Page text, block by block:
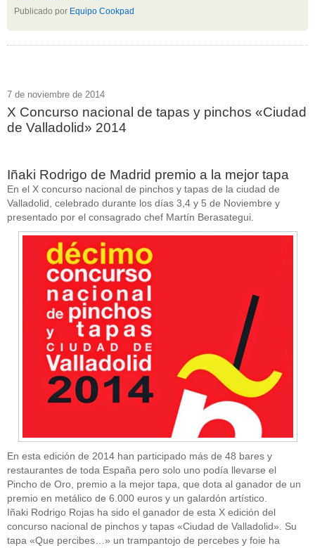
Publicado por Equipo Cookpad
7 de noviembre de 2014
X Concurso nacional de tapas y pinchos «Ciudad
de Valladolid» 2014
Iñaki Rodrigo de Madrid premio a la mejor tapa
En el X concurso nacional de pinchos y tapas de la ciudad de
Valladolid, celebrado durante los días 3,4 y 5 de Noviembre y
presentado por el consagrado chef Martín Berasategui.
En esta edición de 2014 han participado más de 48 bares y
restaurantes de toda España pero solo uno podía llevarse el
Pincho de Oro, premio a la mejor tapa, que dota al ganador de un
premio en metálico de 6.000 euros y un galardón artístico.
Iñaki Rodrigo Rojas ha sido el ganador de esta X edición del
concurso nacional de pinchos y tapas «Ciudad de Valladolid». Su
tapa «Que percibes…» un trampantojo de percebes y foie ha